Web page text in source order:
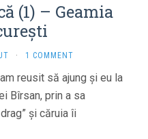
(1) – Geamia
· 1 COMMENT
reusit să ajung şi eu la
Bîrsan, prin a sa
şi căruia îi